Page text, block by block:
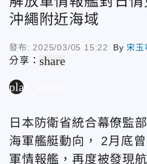
沖繩附近海域
發布: 2025/03/05 15:22 By 宋玉
分享：share
play_arrow
日本防衛省統合幕僚監
海軍艦艇動向，
2月底
軍情報艦，再度被發現